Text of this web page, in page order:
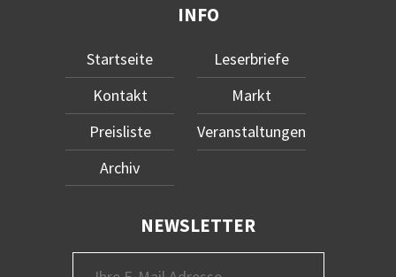
INFO
Startseite
Kontakt
Preisliste
Archiv
Leserbriefe
Markt
Veranstaltungen
NEWSLETTER